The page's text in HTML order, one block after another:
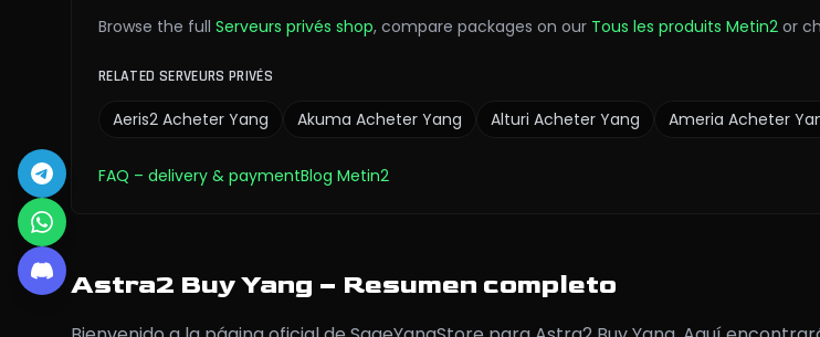
Browse the full Serveurs privés shop, compare packages on our Tous les produits Metin2 or
RELATED SERVEURS PRIVÉS
Aeris2 Acheter Yang Akuma Acheter Yang Alturi Acheter Yang Ameria Acheter
FAQ – delivery & paymentBlog Metin2
Astra2 Buy Yang – Resumen completo